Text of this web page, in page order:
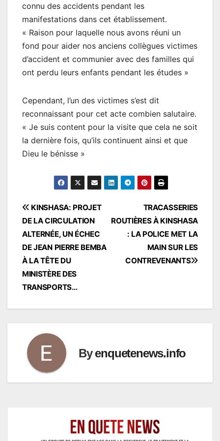
connu des accidents pendant les
manifestations dans cet établissement.
« Raison pour laquelle nous avons réuni un
fond pour aider nos anciens collègues victimes
d’accident et communier avec des familles qui
ont perdu leurs enfants pendant les études »
Cependant, l’un des victimes s’est dit
reconnaissant pour cet acte combien salutaire.
« Je suis content pour la visite que cela ne soit
la dernière fois, qu’ils continuent ainsi et que
Dieu le bénisse »
Navigation
de
l’article
TRACASSERIES
ROUTIÈRES À KINSHASA
: LA POLICE MET LA
MAIN SUR LES
CONTREVENANTS
KINSHASA: PROJET
DE LA CIRCULATION
ALTERNÉE, UN ÉCHEC
DE JEAN PIERRE BEMBA
À LA TÊTE DU
MINISTÈRE DES
TRANSPORTS…
Byenquetenews.info